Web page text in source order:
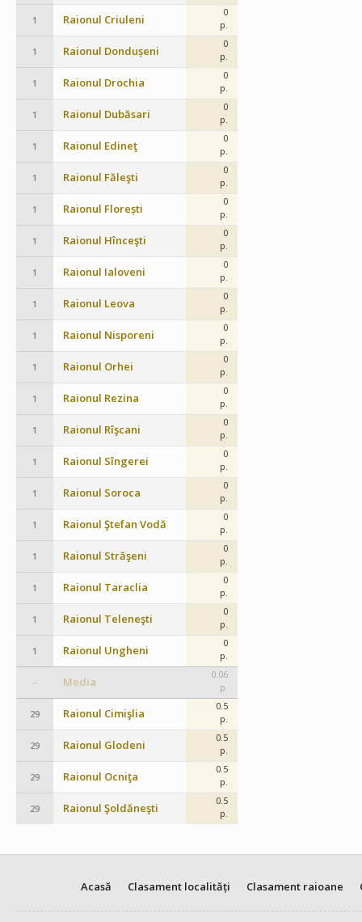
1 Raionul Criuleni
0
p.
1 Raionul Dondușeni
0
p.
1 Raionul Drochia
0
p.
1 Raionul Dubăsari
0
p.
1 Raionul Edineţ
0
p.
1 Raionul Făleşti
0
p.
1 Raionul Florești
0
p.
1 Raionul Hînceşti
0
p.
1 Raionul Ialoveni
0
p.
1 Raionul Leova
0
p.
1 Raionul Nisporeni
0
p.
1 Raionul Orhei
0
p.
1 Raionul Rezina
0
p.
1 Raionul Rîşcani
0
p.
1 Raionul Sîngerei
0
p.
1 Raionul Soroca
0
p.
1 Raionul Ştefan Vodă
0
p.
1 Raionul Străşeni
0
p.
1 Raionul Taraclia
0
p.
1 Raionul Teleneşti
0
p.
1 Raionul Ungheni
0
p.
– Media
0.06
p.
29 Raionul Cimişlia
0.5
p.
29 Raionul Glodeni
0.5
p.
29 Raionul Ocniţa
0.5
p.
29 Raionul Şoldăneşti
0.5
p.
Acasă Clasament localități Clasament raioane